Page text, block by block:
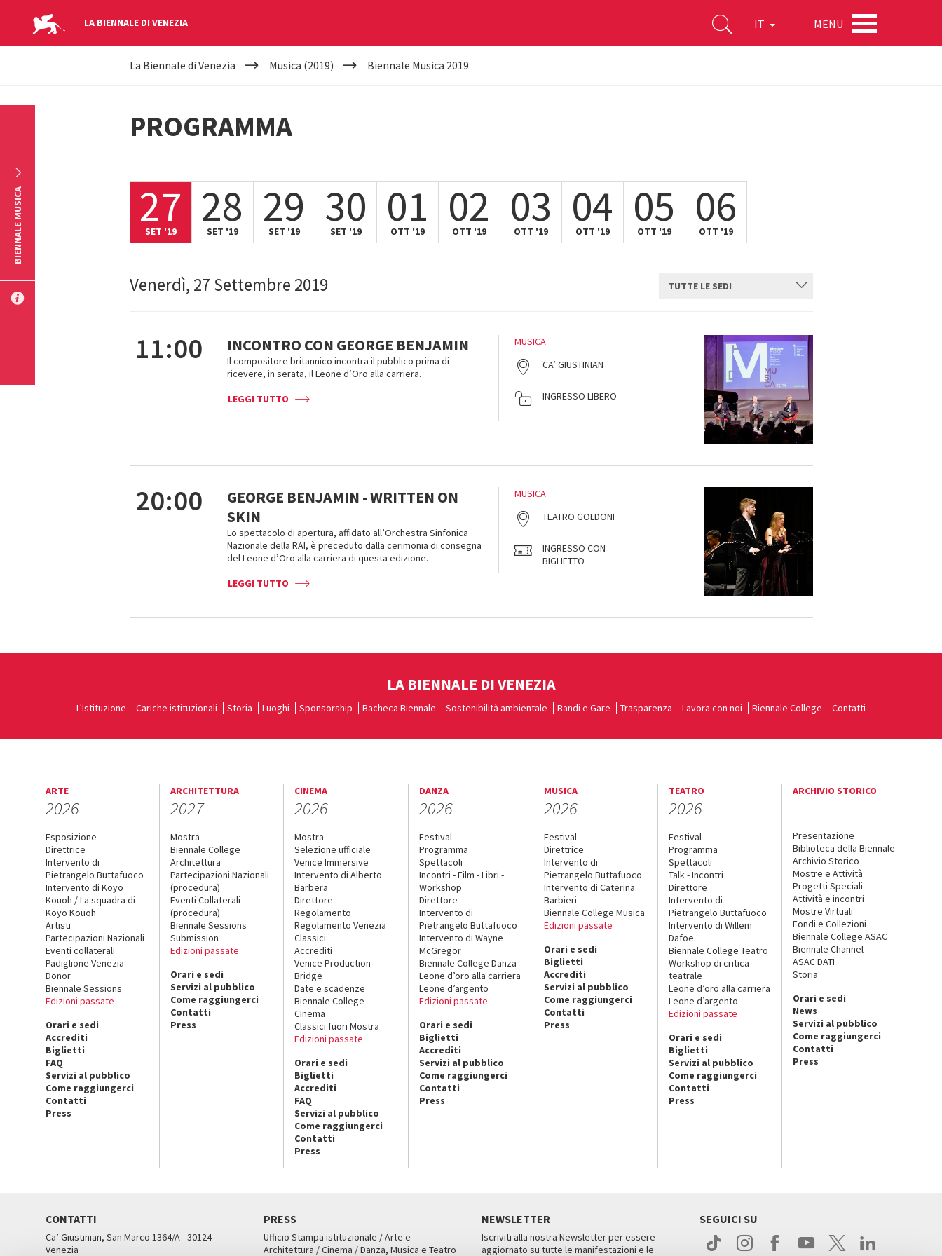
LA BIENNALE DI VENEZIA IT MENU
YOUR
HERE
La Biennale di Venezia Musica (2019) Biennale Musica 2019
PROGRAMMA
27
SET '19 28
SET '19 29
SET '19 30
SET '19 01
OTT '19 02
OTT '19 03
OTT '19 04
OTT '19 05
OTT '19 06
OTT '19
Venerdì, 27 Settembre 2019
TUTTE LE SEDI
INVIA
11:00 INCONTRO CON GEORGE BENJAMIN
Il compositore britannico incontra il pubblico prima di
ricevere, in serata, il Leone d’Oro alla carriera.
LEGGI TUTTO
MUSICA
CA’ GIUSTINIAN
INGRESSO LIBERO
20:00
GEORGE BENJAMIN - WRITTEN ON
SKIN
Lo spettacolo di apertura, affidato all’Orchestra Sinfonica
Nazionale della RAI, è preceduto dalla cerimonia di consegna
del Leone d’Oro alla carriera di questa edizione.
LEGGI TUTTO
MUSICA
TEATRO GOLDONI
INGRESSO CON
BIGLIETTO
BIENNALE MUSICA
LA BIENNALE DI VENEZIA
L'Istituzione Cariche istituzionali Storia Luoghi Sponsorship Bacheca Biennale Sostenibilità ambientale Bandi e Gare Trasparenza Lavora con noi Biennale College Contatti
ARTE
2026
Esposizione
Direttrice
Intervento di
Pietrangelo Buttafuoco
Intervento di Koyo
Kouoh / La squadra di
Koyo Kouoh
Artisti
Partecipazioni Nazionali
Eventi collaterali
Padiglione Venezia
Donor
Biennale Sessions
Edizioni passate
Orari e sedi
Accrediti
Biglietti
FAQ
Servizi al pubblico
Come raggiungerci
Contatti
Press
ARCHITETTURA
2027
Mostra
Biennale College
Architettura
Partecipazioni Nazionali
(procedura)
Eventi Collaterali
(procedura)
Biennale Sessions
Submission
Edizioni passate
Orari e sedi
Servizi al pubblico
Come raggiungerci
Contatti
Press
CINEMA
2026
Mostra
Selezione ufficiale
Venice Immersive
Intervento di Alberto
Barbera
Direttore
Regolamento
Regolamento Venezia
Classici
Accrediti
Venice Production
Bridge
Date e scadenze
Biennale College
Cinema
Classici fuori Mostra
Edizioni passate
Orari e sedi
Biglietti
Accrediti
FAQ
Servizi al pubblico
Come raggiungerci
Contatti
Press
DANZA
2026
Festival
Programma
Spettacoli
Incontri - Film - Libri -
Workshop
Direttore
Intervento di
Pietrangelo Buttafuoco
Intervento di Wayne
McGregor
Biennale College Danza
Leone d’oro alla carriera
Leone d’argento
Edizioni passate
Orari e sedi
Biglietti
Accrediti
Servizi al pubblico
Come raggiungerci
Contatti
Press
MUSICA
2026
Festival
Direttrice
Intervento di
Pietrangelo Buttafuoco
Intervento di Caterina
Barbieri
Biennale College Musica
Edizioni passate
Orari e sedi
Biglietti
Accrediti
Servizi al pubblico
Come raggiungerci
Contatti
Press
TEATRO
2026
Festival
Programma
Spettacoli
Talk - Incontri
Direttore
Intervento di
Pietrangelo Buttafuoco
Intervento di Willem
Dafoe
Biennale College Teatro
Workshop di critica
teatrale
Leone d’oro alla carriera
Leone d’argento
Edizioni passate
Orari e sedi
Biglietti
Servizi al pubblico
Come raggiungerci
Contatti
Press
ARCHIVIO STORICO
Presentazione
Biblioteca della Biennale
Archivio Storico
Mostre e Attività
Progetti Speciali
Attività e incontri
Mostre Virtuali
Fondi e Collezioni
Biennale College ASAC
Biennale Channel
ASAC DATI
Storia
Orari e sedi
News
Servizi al pubblico
Come raggiungerci
Contatti
Press
CONTATTI
Ca’ Giustinian, San Marco 1364/A - 30124
Venezia
PRESS
Ufficio Stampa istituzionale / Arte e
Architettura / Cinema / Danza, Musica e Teatro
NEWSLETTER
Iscriviti alla nostra Newsletter per essere
aggiornato su tutte le manifestazioni e le
SEGUICI SU